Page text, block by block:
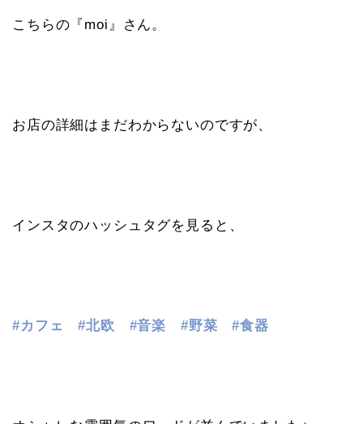
こちらの『moi』さん。
お店の詳細はまだわからないのですが、
インスタのハッシュタグを見ると、
#カフェ #北欧 #音楽 #野菜 #食器